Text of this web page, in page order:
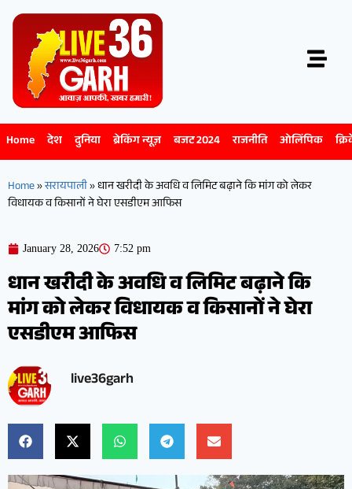
Home देश दुनिया ब्रेकिंग न्यूज़ बजट 2024 राजनीति ओलिंपिक
Home»सरायपाली»धान खरीदी के अवधि व लिमिट बढ़ाने कि मांग को लेकर
विधायक व किसानों ने घेरा एसडीएम आफिस
January 28, 2026 7:52 pm
धान खरीदी के अवधि व लिमिट बढ़ाने कि
मांग को लेकर विधायक व किसानों ने घेरा
एसडीएम आफिस
live36garh